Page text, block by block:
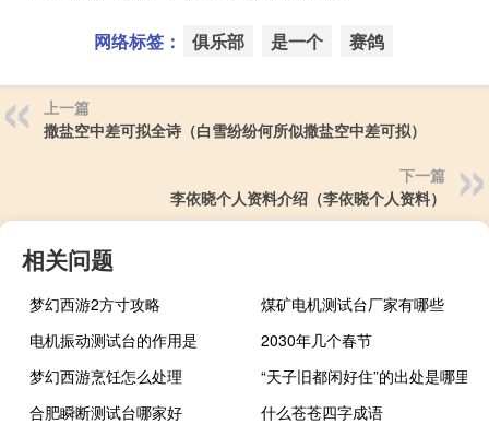
网络标签： 俱乐部 是一个 赛鸽
上一篇
撒盐空中差可拟全诗（白雪纷纷何所似撒盐空中差可拟）
下一篇
李依晓个人资料介绍（李依晓个人资料）
相关问题
梦幻西游2方寸攻略
煤矿电机测试台厂家有哪些
电机振动测试台的作用是
2030年几个春节
梦幻西游烹饪怎么处理
“天子旧都闲好住”的出处是哪里
合肥瞬断测试台哪家好
什么苍苍四字成语